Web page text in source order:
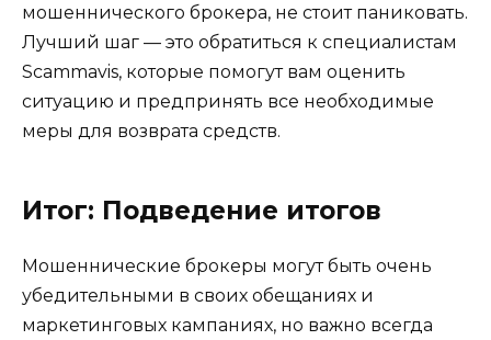
мошеннического брокера, не стоит паниковать.
Лучший шаг — это обратиться к специалистам
Scammavis, которые помогут вам оценить
ситуацию и предпринять все необходимые
меры для возврата средств.
Итог: Подведение итогов
Мошеннические брокеры могут быть очень
убедительными в своих обещаниях и
маркетинговых кампаниях, но важно всегда